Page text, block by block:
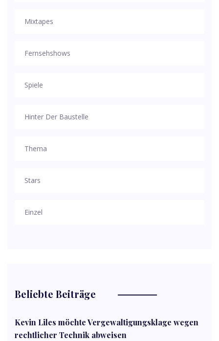
Mixtapes
Fernsehshows
Spiele
Hinter Der Baustelle
Thema
Stars
Einzel
Beliebte Beiträge
Kevin Liles möchte Vergewaltigungsklage wegen
rechtlicher Technik abweisen